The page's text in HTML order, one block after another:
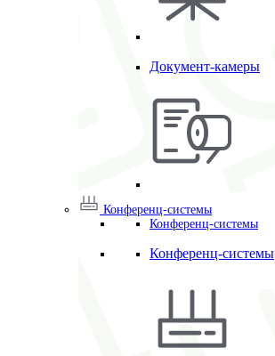
Документ-камеры
Конференц-системы
Конференц-системы
Конференц-системы